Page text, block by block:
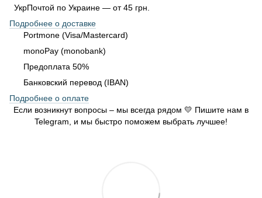
УкрПочтой по Украине — от 45 грн.
Подробнее о доставке
Portmone (Visa/Mastercard)
monoPay (monobank)
Предоплата 50%
Банковский перевод (IBAN)
Подробнее о оплате
Если возникнут вопросы – мы всегда рядом 💛 Пишите нам в
Telegram, и мы быстро поможем выбрать лучшее!